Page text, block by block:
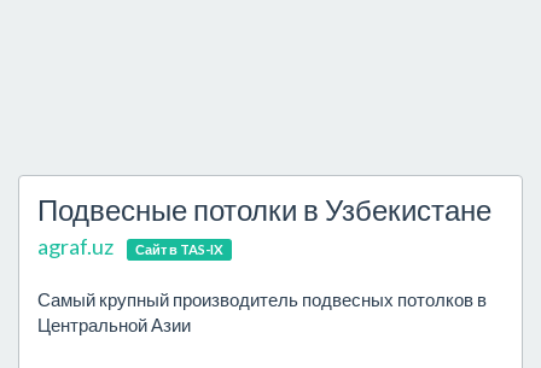
Подвесные потолки в Узбекистане
agraf.uz Сайт в TAS-IX
Самый крупный производитель подвесных потолков в
Центральной Азии